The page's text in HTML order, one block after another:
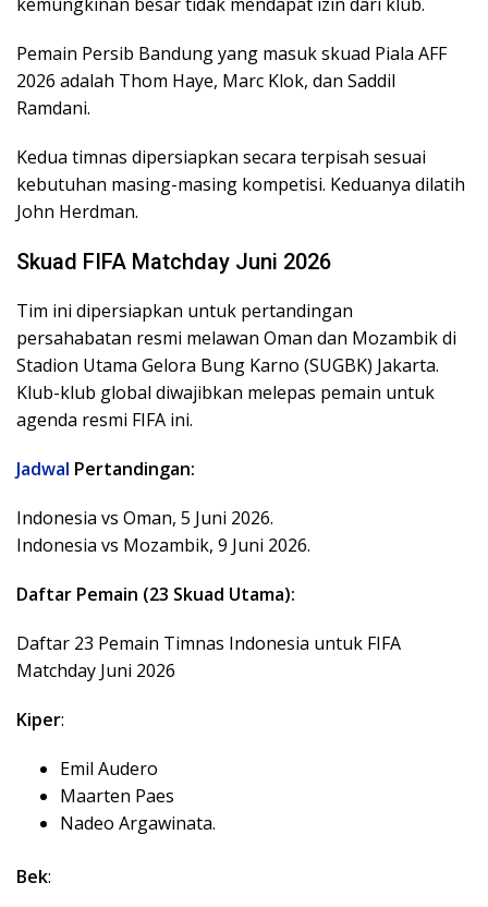
Pemain Persib Bandung yang masuk skuad Piala AFF
2026 adalah Thom Haye, Marc Klok, dan Saddil
Ramdani.
Kedua timnas dipersiapkan secara terpisah sesuai
kebutuhan masing-masing kompetisi. Keduanya dilatih
John Herdman.
Skuad FIFA Matchday Juni 2026
Tim ini dipersiapkan untuk pertandingan
persahabatan resmi melawan Oman dan Mozambik di
Stadion Utama Gelora Bung Karno (SUGBK) Jakarta.
Klub-klub global diwajibkan melepas pemain untuk
agenda resmi FIFA ini.
Jadwal Pertandingan:
Indonesia vs Oman, 5 Juni 2026.
Indonesia vs Mozambik, 9 Juni 2026.
Daftar Pemain (23 Skuad Utama):
Daftar 23 Pemain Timnas Indonesia untuk FIFA
Matchday Juni 2026
Kiper:
Emil Audero
Maarten Paes
Nadeo Argawinata.
Bek: